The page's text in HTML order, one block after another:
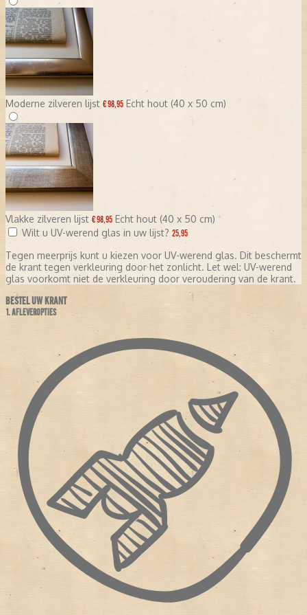
Moderne zilveren lijst € 98,95 Echt hout (40 x 50 cm)
Vlakke zilveren lijst € 98,95 Echt hout (40 x 50 cm)
Wilt u UV-werend glas in uw lijst? 25,95
Tegen meerprijs kunt u kiezen voor UV-werend glas. Dit beschermt
de krant tegen verkleuring door het zonlicht. Let wel: UV-werend
glas voorkomt niet de verkleuring door veroudering van de krant.
BESTEL UW KRANT
1. AFLEVEROPTIES